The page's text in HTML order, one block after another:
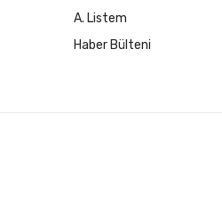
A. Listem
Haber Bülteni